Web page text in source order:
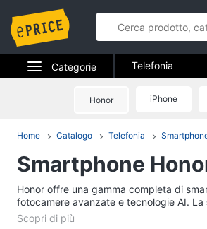
Categorie
Elettrodomestici
Telefonia
Tv e Home Cinema
Smart home
Telefonia
Honor iPhone
Home Catalogo Telefonia
Smartphone
Honor offre una gamma completa di
fotocamere avanzate e tecnologie AI. La
ricarica rapida, display fluidi e